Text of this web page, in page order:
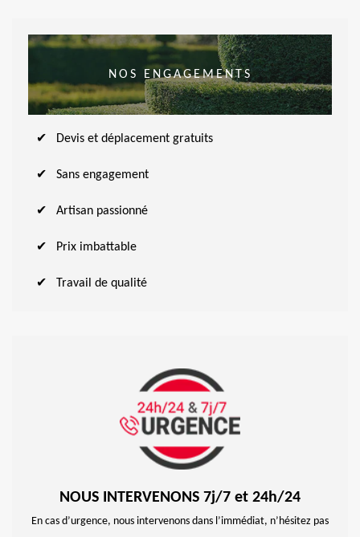
NOS ENGAGEMENTS
Devis et déplacement gratuits
Sans engagement
Artisan passionné
Prix imbattable
Travail de qualité
NOUS INTERVENONS 7j/7 et 24h/24
En cas d’urgence, nous intervenons dans l’immédiat, n’hésitez pas